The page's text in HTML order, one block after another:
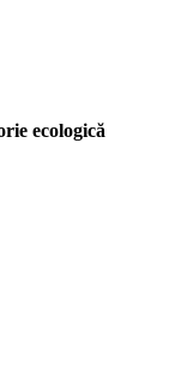
ecologică